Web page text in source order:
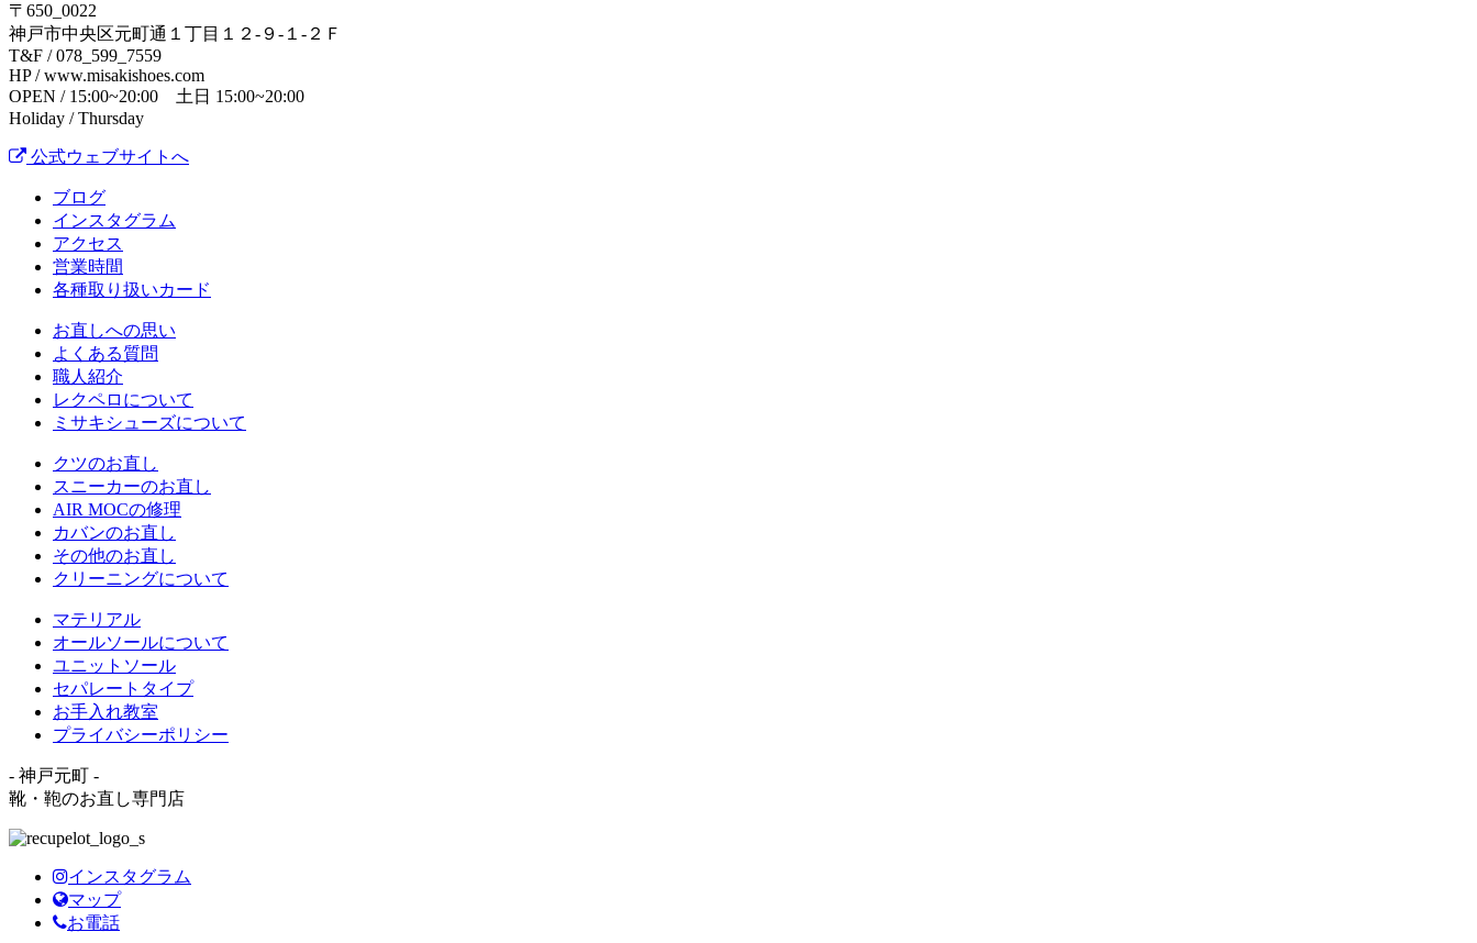
〒650_0022
神戸市中央区元町通１丁目１２-９-１-２Ｆ
T&F / 078_599_7559
HP / www.misakishoes.com
OPEN / 15:00~20:00 土日 15:00~20:00
Holiday / Thursday
公式ウェブサイトへ
ブログ
インスタグラム
アクセス
営業時間
各種取り扱いカード
お直しへの思い
よくある質問
職人紹介
レクペロについて
ミサキシューズについて
クツのお直し
スニーカーのお直し
AIR MOCの修理
カバンのお直し
その他のお直し
クリーニングについて
マテリアル
オールソールについて
ユニットソール
セパレートタイプ
お手入れ教室
プライバシーポリシー
- 神戸元町 -
靴・鞄のお直し専門店
インスタグラム
マップ
お電話